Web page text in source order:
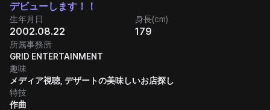
デビューします！！
生年月日
2002.08.22
身長(cm)
179
所属事務所
GRID ENTERTAINMENT
趣味
メディア視聴, デザートの美味しいお店探し
特技
作曲